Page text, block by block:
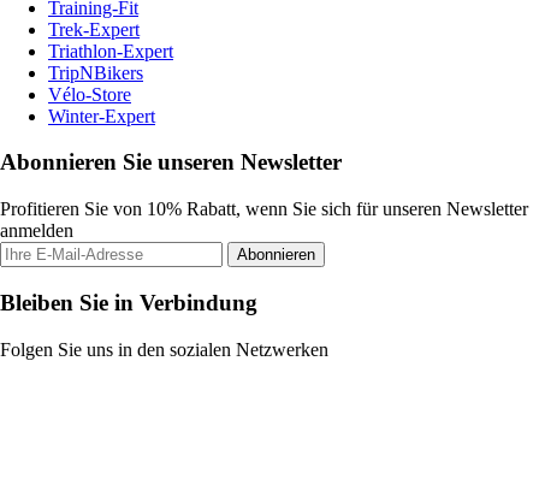
Training-Fit
Trek-Expert
Triathlon-Expert
TripNBikers
Vélo-Store
Winter-Expert
Abonnieren Sie unseren Newsletter
Profitieren Sie von 10% Rabatt, wenn Sie sich für unseren Newsletter
anmelden
Abonnieren
Bleiben Sie in Verbindung
Folgen Sie uns in den sozialen Netzwerken